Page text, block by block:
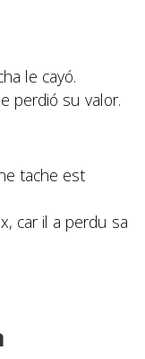
le cayó.
perdió su valor.
tache est
car il a perdu sa